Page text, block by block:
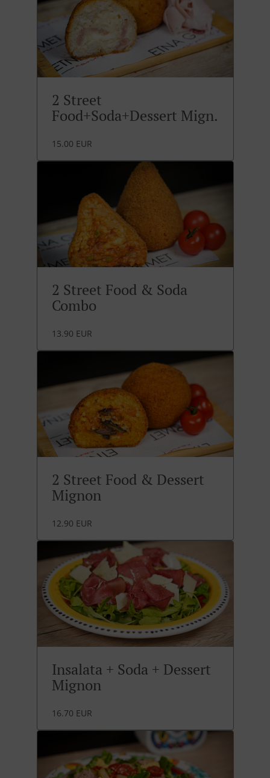
2 Street
Food+Soda+Dessert Mign.
15.00 EUR
2 Street Food & Soda
Combo
13.90 EUR
2 Street Food & Dessert
Mignon
12.90 EUR
Insalata + Soda + Dessert
Mignon
16.70 EUR